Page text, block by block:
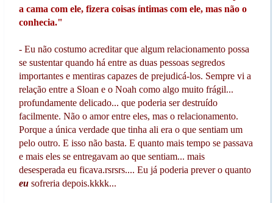
a cama com ele, fizera coisas íntimas com ele, mas não o
conhecia."
- Eu não costumo acreditar que algum relacionamento possa
se sustentar quando há entre as duas pessoas segredos
importantes e mentiras capazes de prejudicá-los. Sempre vi a
relação entre a Sloan e o Noah como algo muito frágil...
profundamente delicado... que poderia ser destruído
facilmente. Não o amor entre eles, mas o relacionamento.
Porque a única verdade que tinha ali era o que sentiam um
pelo outro. E isso não basta. E quanto mais tempo se passava
e mais eles se entregavam ao que sentiam... mais
desesperada eu ficava.rsrsrs.... Eu já poderia prever o quanto
eu sofreria depois.kkkk...